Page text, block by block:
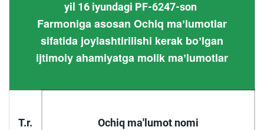
yil 16 iyundagi PF-6247-son
Farmoniga asosan Ochiq maʼlumotlar
sifatida joylashtirilishi kerak boʼlgan
ijtimoiy ahamiyatga molik maʼlumotlar
T.r. Ochiq ma'lumot nomi